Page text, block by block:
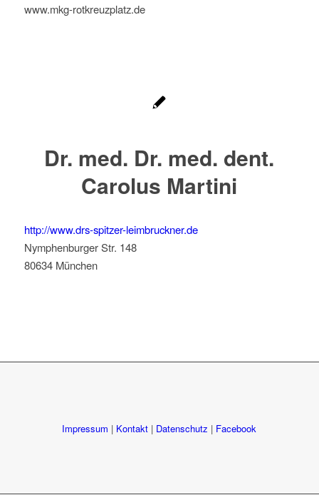
www.mkg-rotkreuzplatz.de
Dr. med. Dr. med. dent.
Carolus Martini
http://www.drs-spitzer-leimbruckner.de
Nymphenburger Str. 148
80634 München
Impressum | Kontakt | Datenschutz | Facebook